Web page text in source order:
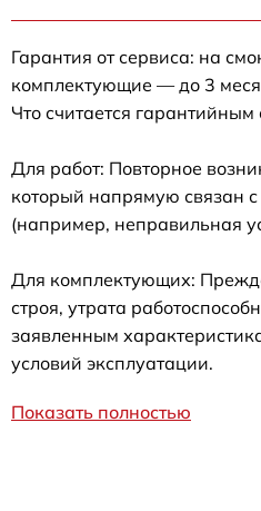
Гарантия от сервиса: на
комплектующие — до 3
Что считается гарантийным
Для работ: Повторное
который напрямую связан
(например, неправильная
Для комплектующих:
строя, утрата
заявленным
условий эксплуатации.
Показать полностью